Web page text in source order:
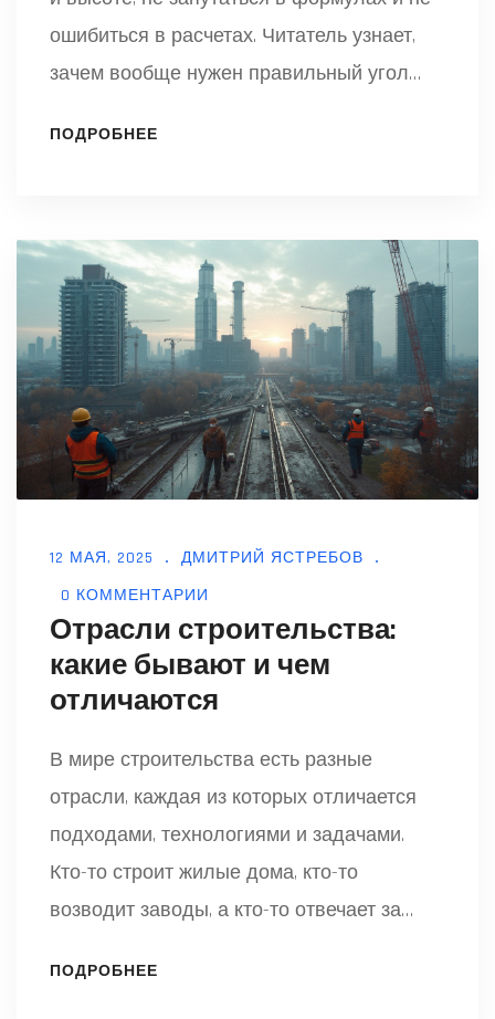
ошибиться в расчетах. Читатель узнает,
зачем вообще нужен правильный угол
надежности кровли. Появятся примеры
типичных ошибок. Всё изложено простым
и понятным языком, чтобы каждый мог
повторить расчёты сам. Поделимся также
интересными фактами о том, как угол
наклона влияет на долговечность крыши.
ПОДРОБНЕЕ
12 МАЯ, 2025
ДМИТРИЙ ЯСТРЕБОВ
0 КОММЕНТАРИИ
Отрасли строительства:
какие бывают и чем
отличаются
В мире строительства есть разные
отрасли, каждая из которых отличается
подходами, технологиями и задачами.
Кто-то строит жилые дома, кто-то
возводит заводы, а кто-то отвечает за
расскажет о основных отраслях
ПОДРОБНЕЕ